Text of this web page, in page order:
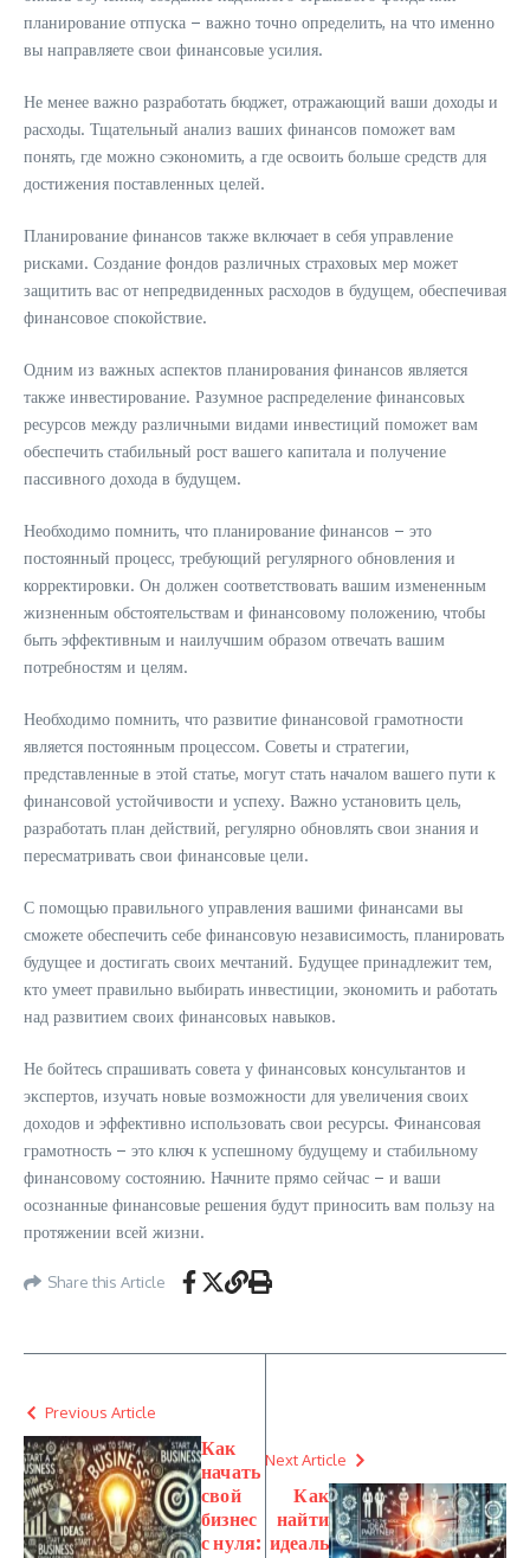
планирование отпуска – важно точно определить, на что именно
вы направляете свои финансовые усилия.
Не менее важно разработать бюджет, отражающий ваши доходы и
расходы. Тщательный анализ ваших финансов поможет вам
понять, где можно сэкономить, а где освоить больше средств для
достижения поставленных целей.
Планирование финансов также включает в себя управление
рисками. Создание фондов различных страховых мер может
защитить вас от непредвиденных расходов в будущем, обеспечивая
финансовое спокойствие.
Одним из важных аспектов планирования финансов является
также инвестирование. Разумное распределение финансовых
ресурсов между различными видами инвестиций поможет вам
обеспечить стабильный рост вашего капитала и получение
пассивного дохода в будущем.
Необходимо помнить, что планирование финансов – это
постоянный процесс, требующий регулярного обновления и
корректировки. Он должен соответствовать вашим измененным
жизненным обстоятельствам и финансовому положению, чтобы
быть эффективным и наилучшим образом отвечать вашим
потребностям и целям.
Необходимо помнить, что развитие финансовой грамотности
является постоянным процессом. Советы и стратегии,
представленные в этой статье, могут стать началом вашего пути к
финансовой устойчивости и успеху. Важно установить цель,
разработать план действий, регулярно обновлять свои знания и
пересматривать свои финансовые цели.
С помощью правильного управления вашими финансами вы
сможете обеспечить себе финансовую независимость, планировать
будущее и достигать своих мечтаний. Будущее принадлежит тем,
кто умеет правильно выбирать инвестиции, экономить и работать
над развитием своих финансовых навыков.
Не бойтесь спрашивать совета у финансовых консультантов и
экспертов, изучать новые возможности для увеличения своих
доходов и эффективно использовать свои ресурсы. Финансовая
грамотность – это ключ к успешному будущему и стабильному
финансовому состоянию. Начните прямо сейчас – и ваши
осознанные финансовые решения будут приносить вам пользу на
протяжении всей жизни.
Share this Article
Previous Article
Как
начать
свой
бизнес
с нуля:
Next Article
Как
найти
идеаль